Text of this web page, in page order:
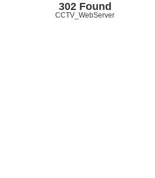
302 Found
CCTV_WebServer